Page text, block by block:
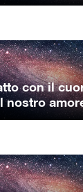
con il
nostro